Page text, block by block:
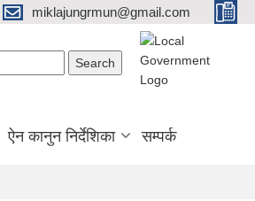
miklajungrmun@gmail.com
ऐन कानुन निर्देशिका सम्पर्क